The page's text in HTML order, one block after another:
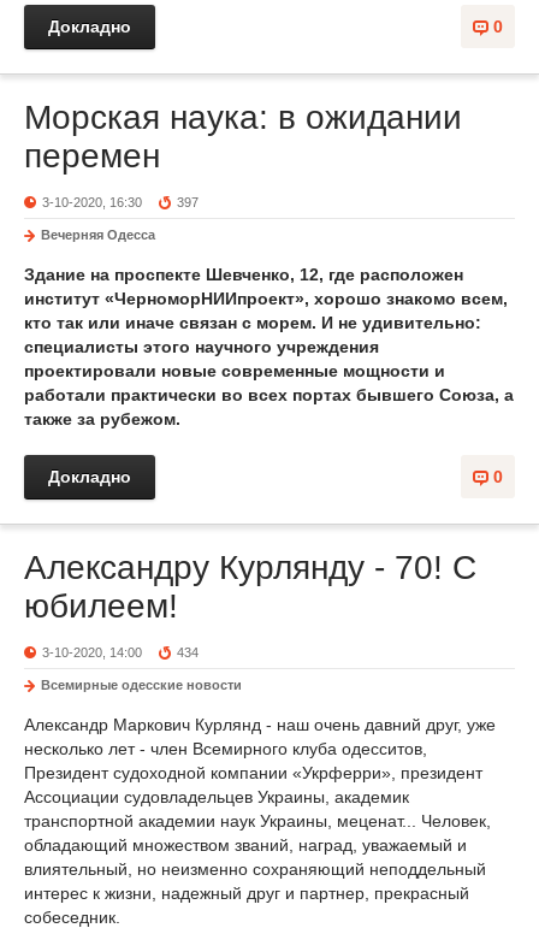
0
Докладно
Морская наука: в ожидании
перемен
3-10-2020, 16:30 397
Вечерняя Одесса
Здание на проспекте Шевченко, 12, где расположен
институт «ЧерноморНИИпроект», хорошо знакомо всем,
кто так или иначе связан с морем. И не удивительно:
специалисты этого научного учреждения
проектировали новые современные мощности и
работали практически во всех портах бывшего Союза, а
также за рубежом.
0
Докладно
Александру Курлянду - 70! С
юбилеем!
3-10-2020, 14:00 434
Всемирные одесские новости
Александр Маркович Курлянд - наш очень давний друг, уже
несколько лет - член Всемирного клуба одесситов,
Президент судоходной компании «Укрферри», президент
Ассоциации судовладельцев Украины, академик
транспортной академии наук Украины, меценат... Человек,
обладающий множеством званий, наград, уважаемый и
влиятельный, но неизменно сохраняющий неподдельный
интерес к жизни, надежный друг и партнер, прекрасный
собеседник.